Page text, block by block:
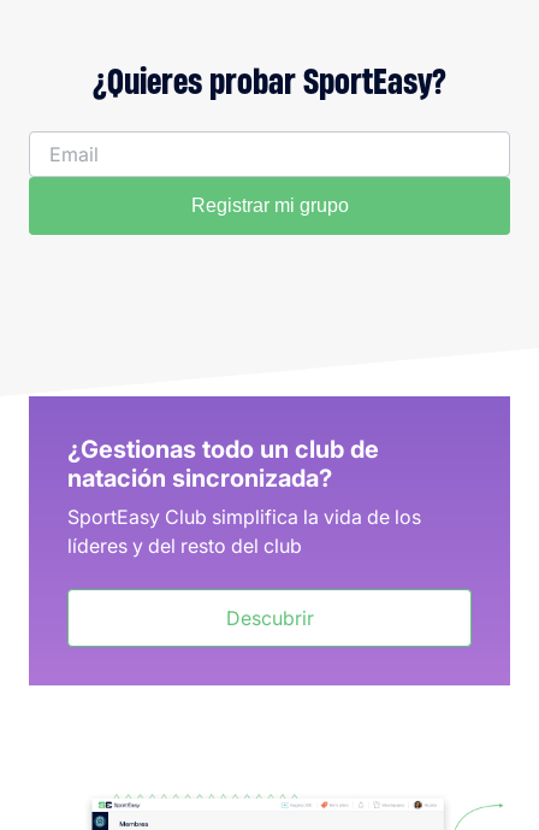
¿Quieres probar SportEasy?
Registrar mi grupo
¿Gestionas todo un club de
natación sincronizada?
SportEasy Club simplifica la vida de los
líderes y del resto del club
Descubrir